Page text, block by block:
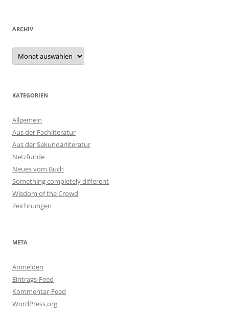
ARCHIV
Archiv
KATEGORIEN
Allgemein
Aus der Fachliteratur
Aus der Sekundärliteratur
Netzfunde
Neues vom Buch
Something completely different
Wisdom of the Crowd
Zeichnungen
META
Anmelden
Eintrags-Feed
Kommentar-Feed
WordPress.org